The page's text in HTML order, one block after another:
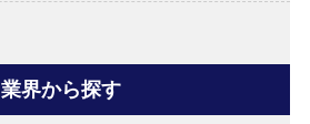
業界から探す